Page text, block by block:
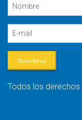
Suscribirse
Todos los